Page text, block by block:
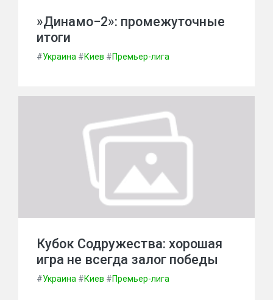
»Динамо−2»: промежуточные
итоги
#Украина #Киев #Премьер-лига
Кубок Содружества: хорошая
игра не всегда залог победы
#Украина #Киев #Премьер-лига